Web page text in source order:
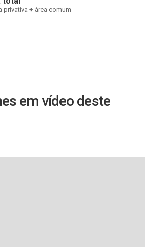
privativa + área comum
em vídeo deste